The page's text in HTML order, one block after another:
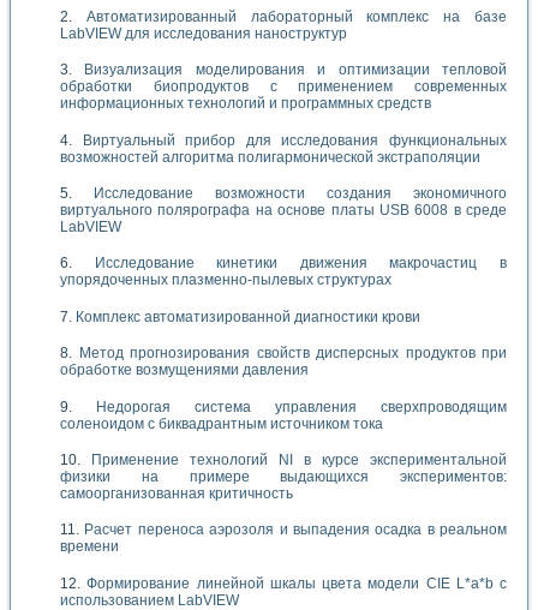
Автоматизированный лабораторный комплекс на базе
LabVIEW для исследования наноструктур
Визуализация моделирования и оптимизации тепловой
обработки биопродуктов с применением современных
информационных технологий и программных средств
Виртуальный прибор для исследования функциональных
возможностей алгоритма полигармонической экстраполяции
Исследование возможности создания экономичного
виртуального полярографа на основе платы USB 6008 в среде
LabVIEW
Исследование кинетики движения макрочастиц в
упорядоченных плазменно-пылевых структурах
Комплекс автоматизированной диагностики крови
Метод прогнозирования свойств дисперсных продуктов при
обработке возмущениями давления
Недорогая система управления сверхпроводящим
соленоидом с биквадрантным источником тока
Применение технологий NI в курсе экспериментальной
физики на примере выдающихся экспериментов:
самоорганизованная критичность
Расчет переноса аэрозоля и выпадения осадка в реальном
времени
Формирование линейной шкалы цвета модели CIE L*a*b с
использованием LabVIEW